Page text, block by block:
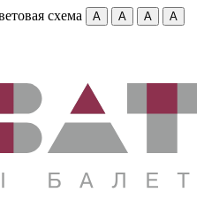
схема A A A
A